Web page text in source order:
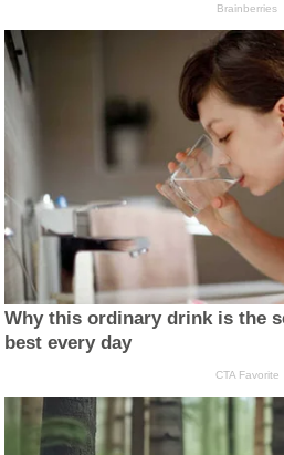
Brainberries
Why this ordinary drink is the
best every day
CTA Favorite